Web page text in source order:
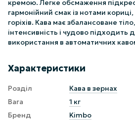
кремою. Легке обсмаження
гармонійний смак із нотами
горіхів. Кава має збалансоване
інтенсивність і чудово
використання в автоматичних
Характеристики
Розділ
Кава в зернах
Вага
1 кг
Бренд
Kimbo